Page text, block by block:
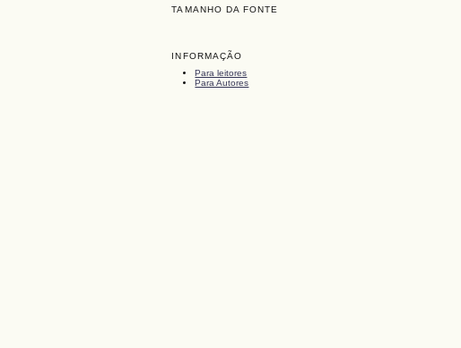
TAMANHO DA FONTE
INFORMAÇÃO
Para leitores
Para Autores